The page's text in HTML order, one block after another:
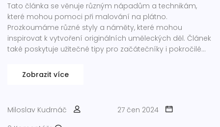
Tato článka se věnuje různým nápadům a technikám,
které mohou pomoci při malování na plátno.
Prozkoumáme různé styly a náměty, které mohou
inspirovat k vytvoření originálních uměleckých děl. Článek
také poskytuje užitečné tipy pro začátečníky i pokročilé
dovednosti k vytvoření unikátních obrazů.
Zobrazit více
Miloslav Kudrnáč
27 čen 2024